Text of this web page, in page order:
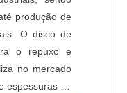
produção de
O disco de
o repuxo e
no mercado
espessuras de